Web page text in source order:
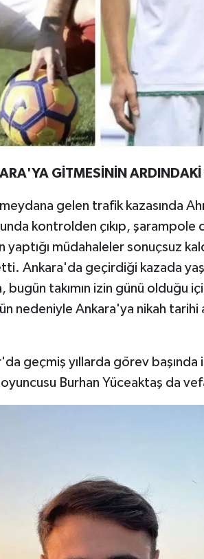
GİTMESİNİN ARDINDAKİ
gelen trafik kazasında
kontrolden çıkıp, şarampole
yaptığı müdahaleler sonuçsuz
Ankara'da geçirdiği kazada
bugün takımın izin günü olduğu
nedeniyle Ankara'ya nikah
geçmiş yıllarda görev
Burhan Yüceaktaş da